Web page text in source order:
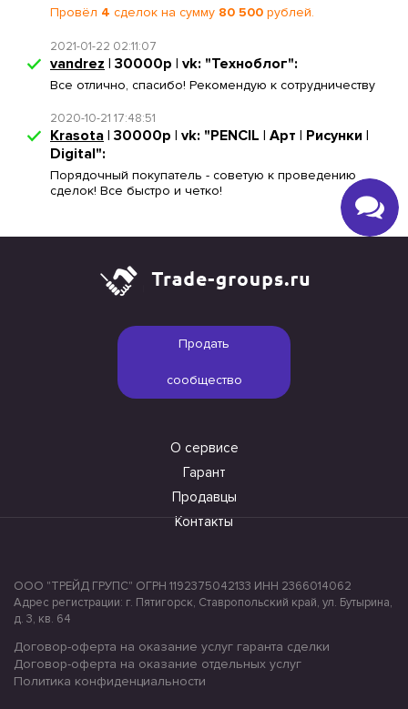
Провёл 4 сделок на сумму 80 500 рублей.
2021-01-22 02:11:07
vandrez | 30000р | vk: "Техноблог":
Все отлично, спасибо! Рекомендую к сотрудничеству
2020-10-21 17:48:51
Krasota | 30000р | vk: "PENCIL | Aрт | Рисунки |
Digital":
Порядочный покупатель - советую к проведению
сделок! Все быстро и четко!
Продать
сообщество
О сервисе
Гарант
Продавцы
Контакты
ООО "ТРЕЙД ГРУПС" ОГРН 1192375042133 ИНН 2366014062
Адрес регистрации: г. Пятигорск, Ставропольский край, ул. Бутырина,
д. 3, кв. 64
Договор-оферта на оказание услуг гаранта сделки
Договор-оферта на оказание отдельных услуг
Политика конфиденциальности